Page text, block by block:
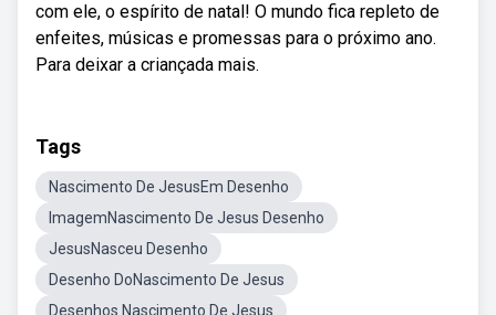
com ele, o espírito de natal! O mundo fica repleto de
enfeites, músicas e promessas para o próximo ano.
Para deixar a criançada mais.
Tags
Nascimento De JesusEm Desenho
ImagemNascimento De Jesus Desenho
JesusNasceu Desenho
Desenho DoNascimento De Jesus
Desenhos Nascimento De Jesus